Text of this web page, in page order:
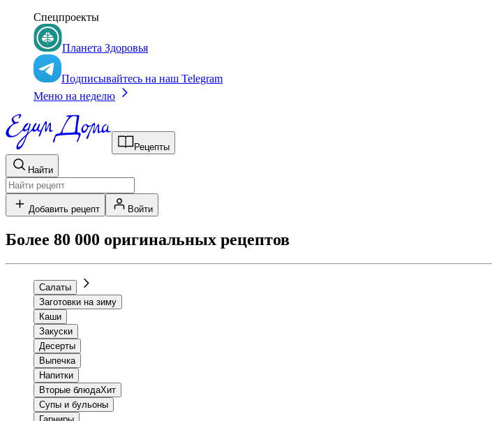
Спецпроекты
Планета Здоровья
Подписывайтесь на наш Telegram
Меню на неделю
Рецепты
Найти
Добавить рецепт Войти
Более 80 000 оригинальных рецептов
Салаты
Заготовки на зиму
Каши
Закуски
Десерты
Выпечка
Напитки
Вторые блюдаХит
Супы и бульоны